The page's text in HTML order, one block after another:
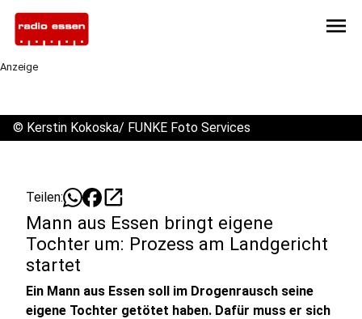
menu
Anzeige
© Kerstin Kokoska/ FUNKE Foto Services
Teilen: open_in_new
Mann aus Essen bringt eigene
Tochter um: Prozess am Landgericht
startet
Ein Mann aus Essen soll im Drogenrausch seine
eigene Tochter getötet haben. Dafür muss er sich